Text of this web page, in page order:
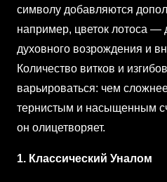
символу добавляются
например, цветок лотоса —
духовного возрождения и
Количество витков и
варьироваться: чем
тернистым и насыщенным
он олицетворяет.
1. Классический Уналом